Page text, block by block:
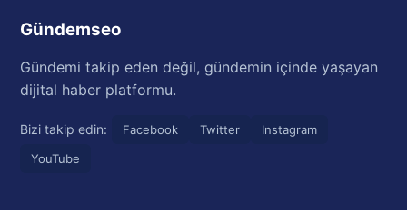
Gündemseo
Gündemi takip eden değil, gündemin içinde yaşayan
dijital haber platformu.
Bizi takip edin: Facebook Twitter
Instagram
YouTube